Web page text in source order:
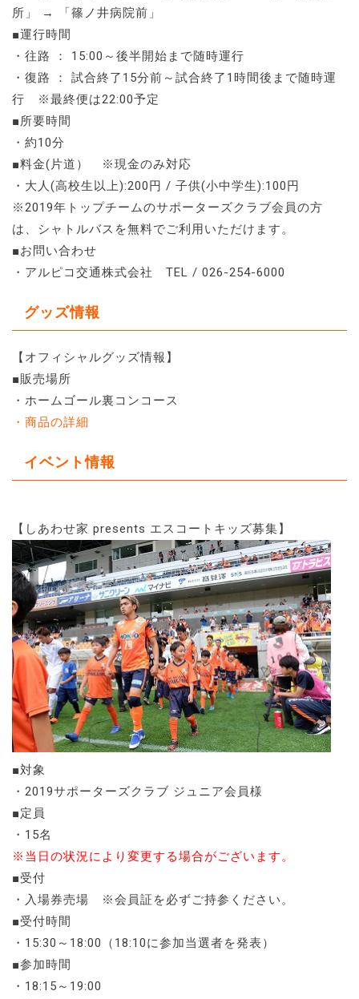
所」 → 「篠ノ井病院前」
■運行時間
・往路 ： 15:00～後半開始まで随時運行
・復路 ： 試合終了15分前～試合終了1時間後まで随時運
行 ※最終便は22:00予定
■所要時間
・約10分
■料金(片道） ※現金のみ対応
・大人(高校生以上):200円 / 子供(小中学生):100円
※2019年トップチームのサポーターズクラブ会員の方
は、シャトルバスを無料でご利用いただけます。
■お問い合わせ
・アルピコ交通株式会社 TEL / 026-254-6000
グッズ情報
【オフィシャルグッズ情報】
■販売場所
・ホームゴール裏コンコース
・商品の詳細
イベント情報
【しあわせ家 presents エスコートキッズ募集】
■対象
・2019サポーターズクラブ ジュニア会員様
■定員
・15名
※当日の状況により変更する場合がございます。
■受付
・入場券売場 ※会員証を必ずご持参ください。
■受付時間
・15:30～18:00（18:10に参加当選者を発表）
■参加時間
・18:15～19:00